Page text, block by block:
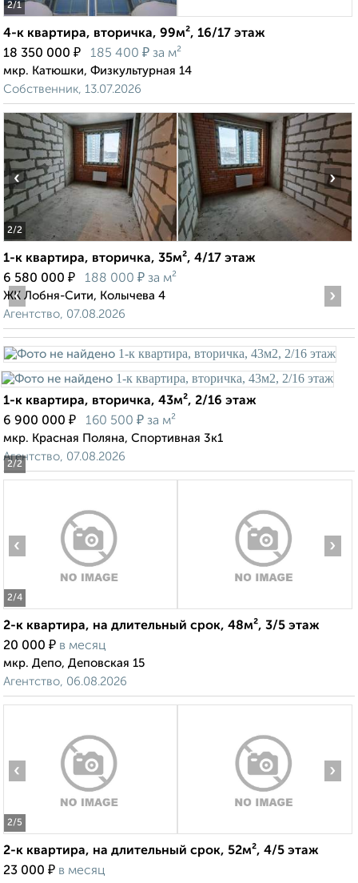
2/1
4-к квартира, вторичка, 99м², 16/17 этаж
18 350 000 ₽ 185 400 ₽ за м²
мкр. Катюшки, Физкультурная 14
Собственник, 13.07.2026
2/2
‹ ›
1-к квартира, вторичка, 35м², 4/17 этаж
6 580 000 ₽ 188 000 ₽ за м²
ЖК Лобня-Сити, Колычева 4
Агентство, 07.08.2026
2/2
‹ ›
1-к квартира, вторичка, 43м², 2/16 этаж
6 900 000 ₽ 160 500 ₽ за м²
мкр. Красная Поляна, Спортивная 3к1
Агентство, 07.08.2026
2/4
‹ ›
2-к квартира, на длительный срок, 48м², 3/5 этаж
20 000 ₽ в месяц
мкр. Депо, Деповская 15
Агентство, 06.08.2026
2/5
‹ ›
2-к квартира, на длительный срок, 52м², 4/5 этаж
23 000 ₽ в месяц